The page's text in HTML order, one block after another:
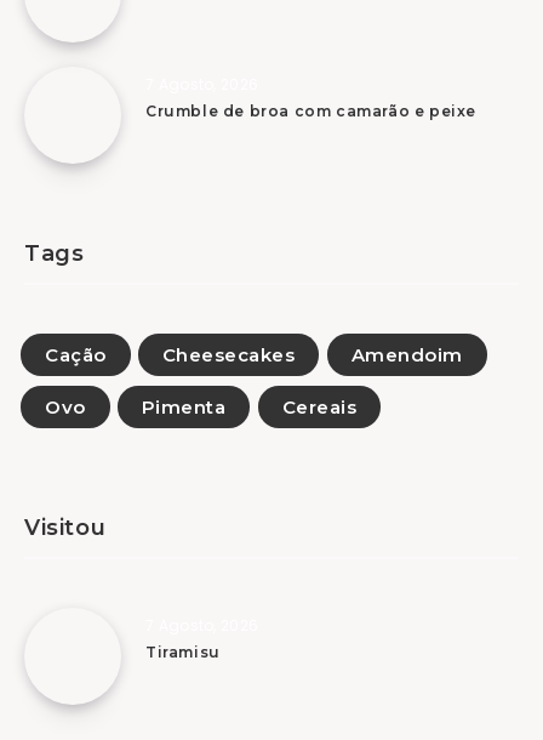
Crumble de broa com camarão e peixe
Tags
Cação Cheesecakes Amendoim
Ovo Pimenta Cereais
Visitou
Tiramisu